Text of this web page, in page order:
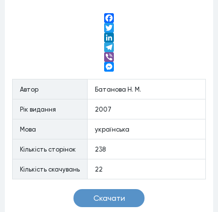
Facebook
Twitter
LinkedIn
Telegram
Viber
Автор
Батанова Н. М.
Рiк видання 2007
Мова українська
Кiлькiсть сторiнок 238
Кiлькiсть скачувань 22
Скачати